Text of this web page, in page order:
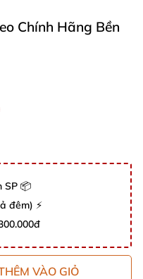
Chính Hãng Bền
SP 📦
đêm) ⚡
VÀO GIỎ